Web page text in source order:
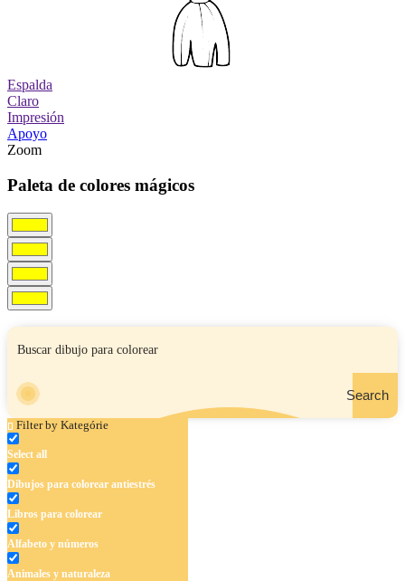
Espalda
Claro
Impresión
Apoyo
Zoom
Paleta de colores mágicos
Search
Filter by Kategórie
Select all
Dibujos para colorear antiestrés
Libros para colorear
Alfabeto y números
Animales y naturaleza